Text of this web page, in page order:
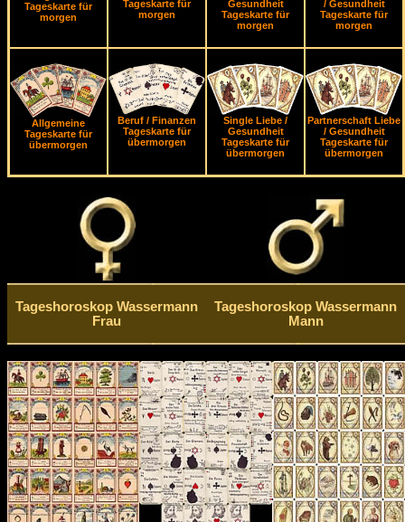
Tageskarte für
morgen
Tageskarte für
morgen
Gesundheit
Tageskarte für
morgen
/ Gesundheit
Tageskarte für
morgen
Allgemeine
Tageskarte für
übermorgen
Beruf / Finanzen
Tageskarte für
übermorgen
Single Liebe /
Gesundheit
Tageskarte für
übermorgen
Partnerschaft Liebe
/ Gesundheit
Tageskarte für
übermorgen
Tageshoroskop Wassermann
Frau
Tageshoroskop Wassermann
Mann